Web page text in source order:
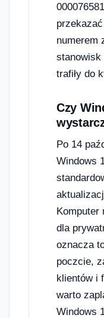
numerem
stanowisk
trafiły do
Czy
Po 14
Windows
Komputer
dla
oznacza
poczcie,
klientów i
warto
Windows